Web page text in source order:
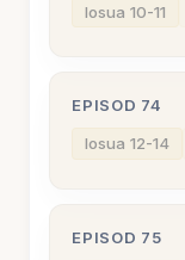
Iosua 10-11
EPISOD 74
Iosua 12-14
EPISOD 75